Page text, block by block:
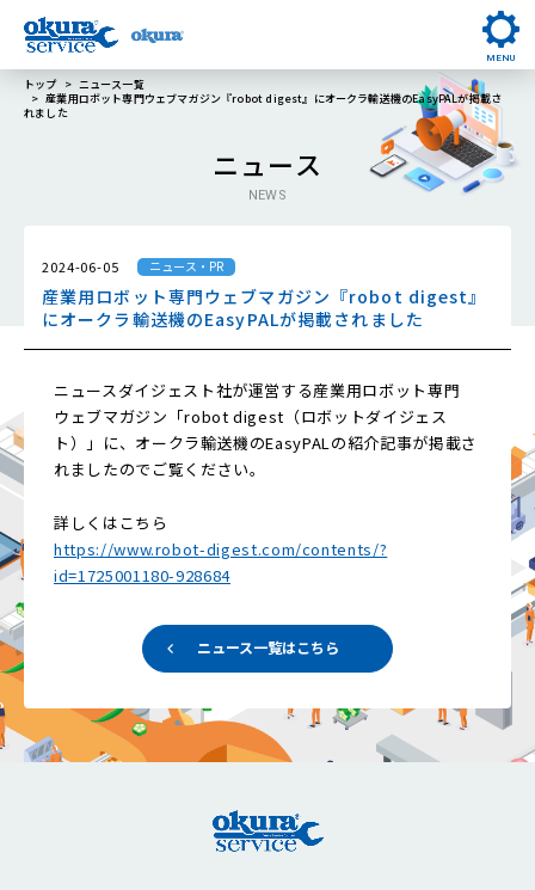
MENU
トップ
ニュース一覧
産業用ロボット専門ウェブマガジン『robot digest』にオークラ輸送機のEasyPALが掲載さ
れました
ニュース
NEWS
2024-06-05 ニュース・PR
産業用ロボット専門ウェブマガジン『robot digest』
にオークラ輸送機のEasyPALが掲載されました
ニュースダイジェスト社が運営する産業用ロボット専門
ウェブマガジン「robot digest（ロボットダイジェス
ト）」に、オークラ輸送機のEasyPALの紹介記事が掲載さ
れましたのでご覧ください。
詳しくはこちら
https://www.robot-digest.com/contents/?
id=1725001180-928684
ニュース一覧はこちら